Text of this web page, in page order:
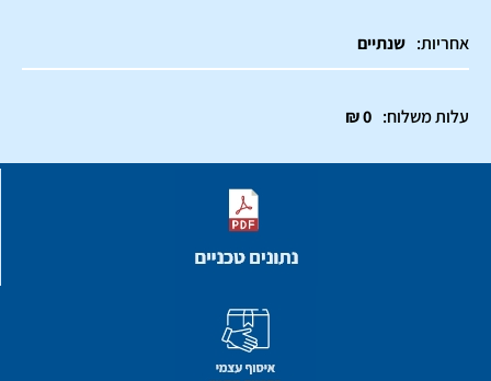
אחריות: שנתיים
עלות משלוח: 0 ₪